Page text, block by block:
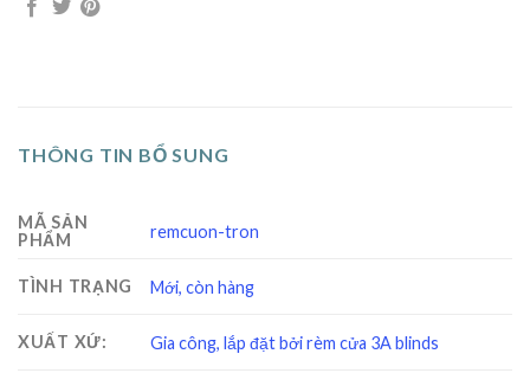
THÔNG TIN BỔ SUNG
MÃ SẢN
PHẨM
remcuon-tron
TÌNH TRẠNG Mới, còn hàng
XUẤT XỨ: Gia công, lắp đặt bởi rèm cửa 3A blinds